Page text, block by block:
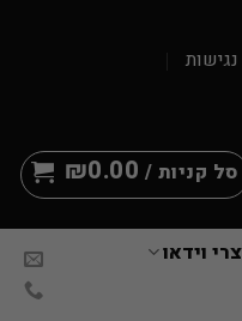
סל קניות / ₪0.00
וידאו